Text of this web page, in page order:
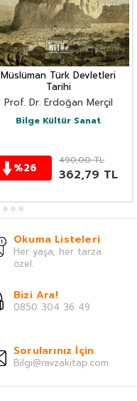
Müslüman Türk Devletleri
Tarihi
Prof. Dr. Erdoğan Merçil
Bilge Kültür Sanat
%26
490,00TL
362,79 TL
Okuma Listeleri
Her yaşa, her tarza
özel.
Bizi Ara!
0850 304 36 49
Sorularınız İçin
Bilgi@ravzakitap.com